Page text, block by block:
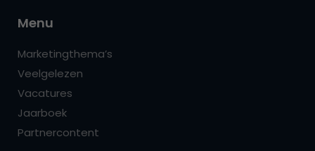
Menu
Marketingthema’s
Veelgelezen
Vacatures
Jaarboek
Partnercontent